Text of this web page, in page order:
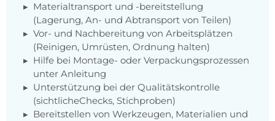
Materialtransport und -bereitstellung
(Lagerung, An- und Abtransport von Teilen)
Vor- und Nachbereitung von Arbeitsplätzen
(Reinigen, Umrüsten, Ordnung halten)
Hilfe bei Montage- oder Verpackungsprozessen
unter Anleitung
Unterstützung bei der Qualitätskontrolle
(sichtlicheChecks, Stichproben)
Bereitstellen von Werkzeugen, Materialien und